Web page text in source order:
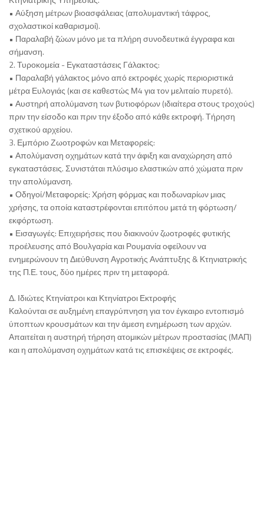
• Αύξηση μέτρων βιοασφάλειας (απολυμαντική τάφρος,
σχολαστικοί καθαρισμοί).
• Παραλαβή ζώων μόνο με τα πλήρη συνοδευτικά έγγραφα και
σήμανση.
2. Τυροκομεία - Εγκαταστάσεις Γάλακτος:
• Παραλαβή γάλακτος μόνο από εκτροφές χωρίς περιοριστικά
μέτρα Ευλογιάς (και σε καθεστώς Μ4 για τον μελιταίο πυρετό).
• Αυστηρή απολύμανση των βυτιοφόρων (ιδιαίτερα στους τροχούς)
πριν την είσοδο και πριν την έξοδο από κάθε εκτροφή. Τήρηση
σχετικού αρχείου.
3. Εμπόριο Ζωοτροφών και Μεταφορείς:
• Απολύμανση οχημάτων κατά την άφιξη και αναχώρηση από
εγκαταστάσεις. Συνιστάται πλύσιμο ελαστικών από χώματα πριν
την απολύμανση.
• Οδηγοί/Μεταφορείς: Χρήση φόρμας και ποδωναρίων μιας
χρήσης, τα οποία καταστρέφονται επιτόπου μετά τη φόρτωση/
εκφόρτωση.
• Εισαγωγές: Επιχειρήσεις που διακινούν ζωοτροφές φυτικής
προέλευσης από Βουλγαρία και Ρουμανία οφείλουν να
ενημερώνουν τη Διεύθυνση Αγροτικής Ανάπτυξης & Κτηνιατρικής
της Π.Ε. τους, δύο ημέρες πριν τη μεταφορά.
Δ. Ιδιώτες Κτηνίατροι και Κτηνίατροι Εκτροφής
Καλούνται σε αυξημένη επαγρύπνηση για τον έγκαιρο εντοπισμό
ύποπτων κρουσμάτων και την άμεση ενημέρωση των αρχών.
Απαιτείται η αυστηρή τήρηση ατομικών μέτρων προστασίας (ΜΑΠ)
και η απολύμανση οχημάτων κατά τις επισκέψεις σε εκτροφές.